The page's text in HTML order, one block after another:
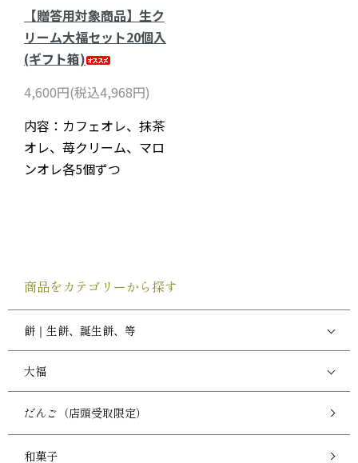
【贈答用対象商品】生ク
リーム大福セット20個入
(ギフト箱)
4,600円(税込4,968円)
内容：カフェオレ、抹茶
オレ、苺クリーム、マロ
ンオレ各5個ずつ
商品をカテゴリーから探す
餅｜生餅、誕生餅、等
大福
だんご（店頭受取限定）
和菓子